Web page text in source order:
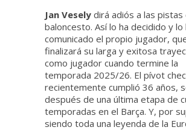
Jan Vesely dirá adiós a las pistas
baloncesto. Así lo ha decidido y lo
comunicado el propio jugador,
finalizará su larga y exitosa
como jugador cuando termine la
temporada 2025/26. El pívot
recientemente cumplió 36 años,
después de una última etapa de
temporadas en el Barça. Y, por
siendo toda una leyenda de la